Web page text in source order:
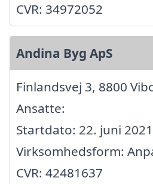
CVR: 34972052
Andina Byg ApS
Finlandsvej 3, 8800
Ansatte:
Startdato: 22. juni
Virksomhedsform:
CVR: 42481637